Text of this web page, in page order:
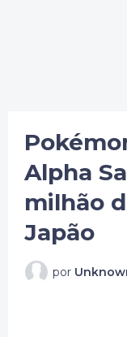
Alpha
milhão
Japão
por